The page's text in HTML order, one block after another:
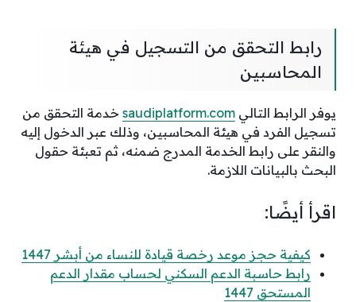
رابط التحقق من التسجيل في هيئة
المحاسبين
يوفر الرابط التالي saudiplatform.com خدمة التحقق من
تسجيل الفرد في هيئة المحاسبين، وذلك عبر الدخول إليه
والنقر على رابط الخدمة المدرج ضمنه، ثم تعبئة حقول
البحث بالبيانات اللازمة.
اقرأ أيضًا:
كيفية حجز موعد رخصة قيادة للنساء من أبشر 1447
رابط حاسبة الدعم السكني لحساب مقدار الدعم
المستحق 1447